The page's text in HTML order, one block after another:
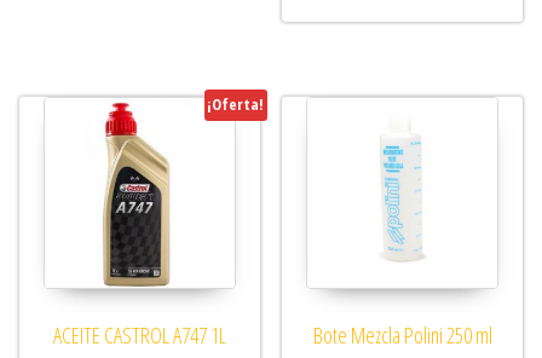
¡Oferta!
ACEITE CASTROL A747 1L
Bote Mezcla Polini 250 ml